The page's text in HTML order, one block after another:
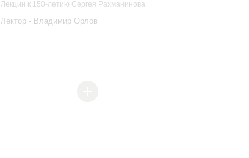
Лекции к 150-летию Сергея Рахманинова
Лектор - Владимир Орлов